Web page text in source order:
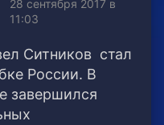
28 сентября 2017 в
11:03
Ситников стал
России. В
завершился